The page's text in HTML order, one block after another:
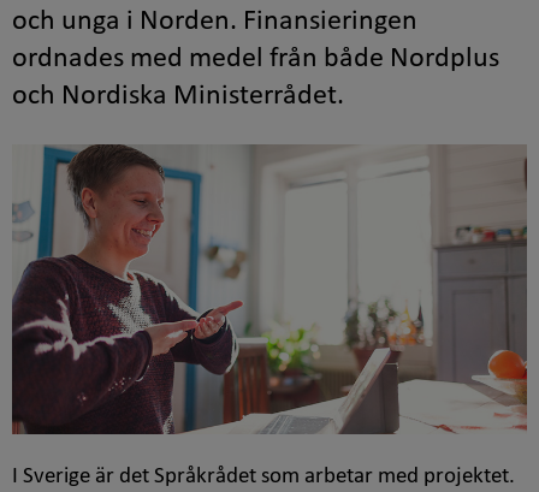
och unga i Norden. Finansieringen
ordnades med medel från både Nordplus
och Nordiska Ministerrådet.
I Sverige är det Språkrådet som arbetar med projektet.